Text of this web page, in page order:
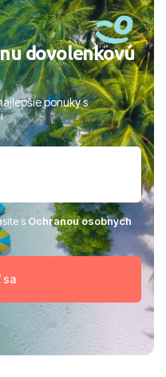
dovolenkovú
ponuky s
sOchranou osobných